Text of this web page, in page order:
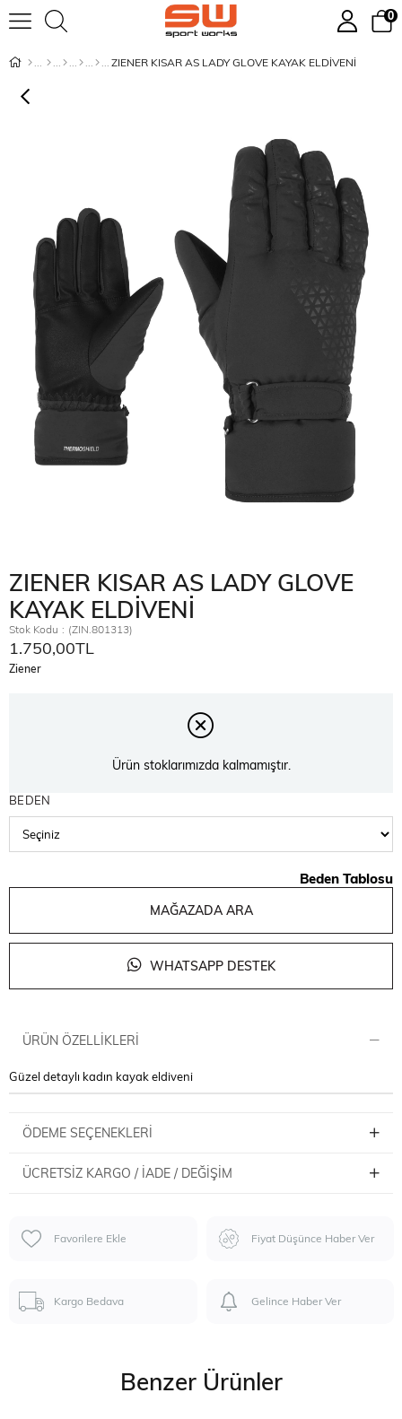
0
ZIENER KISAR AS LADY GLOVE KAYAK ELDİVENİ
ZIENER KISAR AS LADY GLOVE
KAYAK ELDİVENİ
Stok Kodu (ZIN.801313)
1.750,00TL
Ziener
Ürün stoklarımızda kalmamıştır.
BEDEN
Beden Tablosu
MAĞAZADA ARA
WHATSAPP DESTEK
ÜRÜN ÖZELLIKLERI
Güzel detaylı kadın kayak eldiveni
ÖDEME SEÇENEKLERI
ÜCRETSIZ KARGO / İADE / DEĞIŞIM
Favorilere Ekle Fiyat Düşünce Haber Ver
Kargo Bedava Gelince Haber Ver
Benzer Ürünler